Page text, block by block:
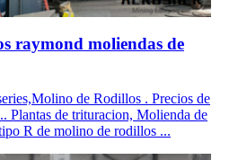
raymond moliendas de
de Rodillos . Precios de
Plantas de trituracion, Molienda de
R de molino de rodillos ...